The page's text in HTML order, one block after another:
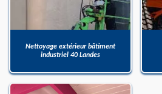
Nettoyage extérieur bâtiment
industriel 40 Landes